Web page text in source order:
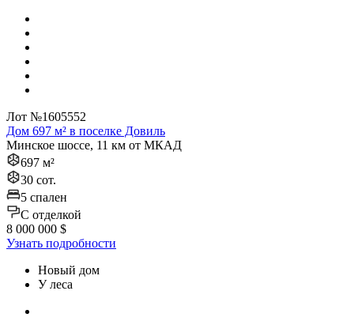
Лот №1605552
Дом 697 м² в поселке Довиль
Минское шоссе, 11 км от МКАД
697 м²
30 сот.
5 спален
C отделкой
8 000 000 $
Узнать подробности
Новый дом
У леса